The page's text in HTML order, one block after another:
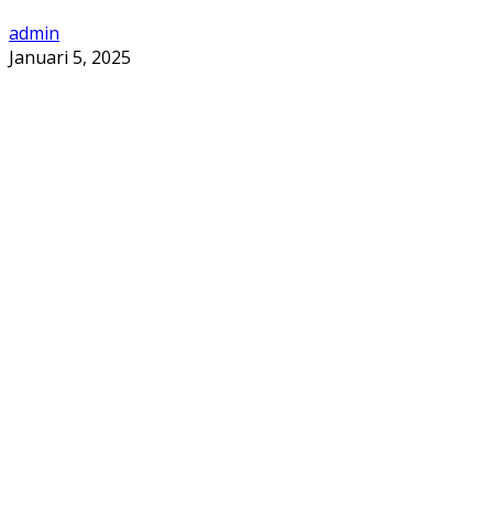
admin
Januari 5, 2025